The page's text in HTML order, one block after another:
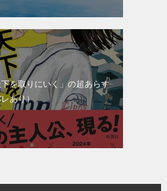
下を取りにいく」の超あらす
あり）